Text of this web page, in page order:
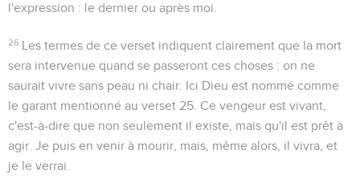
l'expression : le dernier ou après moi
26 Les termes de ce verset indiquent clairement que la mort
sera intervenue quand se passeront ces choses : on ne
saurait vivre sans peau ni chair. Ici Dieu est nommé comme
le garant mentionné au verset 25. Ce vengeur est vivant
c'est-à-dire que non seulement il existe, mais qu'il est prêt à
agir. Je puis en venir à mourir, mais, même alors, il vivra, et
je le verrai.